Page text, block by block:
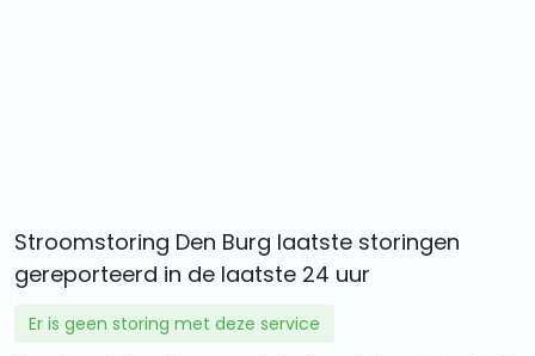
Stroomstoring Den Burg laatste storingen
gereporteerd in de laatste 24 uur
Er is geen storing met deze service